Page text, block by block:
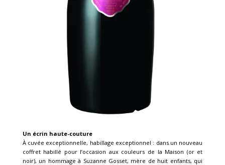
Un écrin haute-couture
À cuvée exceptionnelle, habillage exceptionnel : dans un nouveau
coffret habillé pour l’occasion aux couleurs de la Maison (or et
noir), un hommage à Suzanne Gosset, mère de huit enfants, qui